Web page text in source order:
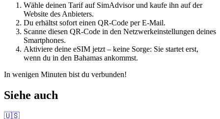
Wähle deinen Tarif auf SimAdvisor und kaufe ihn auf der
Website des Anbieters.
Du erhältst sofort einen QR-Code per E-Mail.
Scanne diesen QR-Code in den Netzwerkeinstellungen deines
Smartphones.
Aktiviere deine eSIM jetzt – keine Sorge: Sie startet erst,
wenn du in den Bahamas ankommst.
In wenigen Minuten bist du verbunden!
Siehe auch
🇺🇸